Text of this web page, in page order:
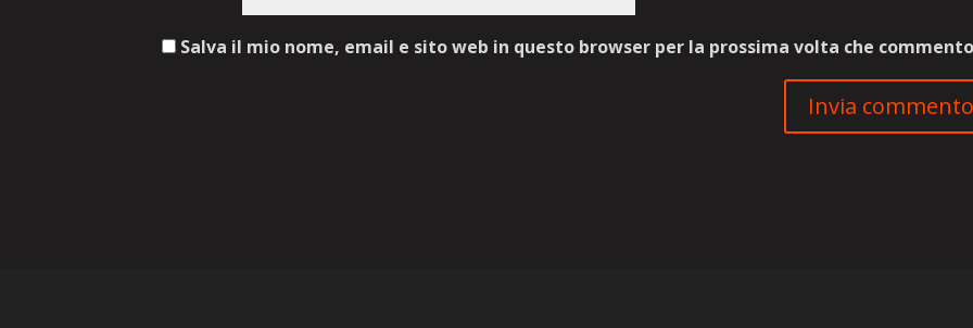
Salva il mio nome, email e sito web in questo browser per la prossima volta che